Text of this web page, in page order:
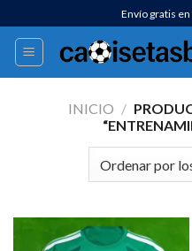
al
contenido
Envío gratis
INICIO /